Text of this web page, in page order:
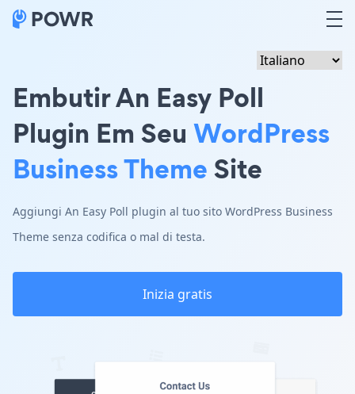
Embutir An Easy Poll
Plugin Em Seu WordPress
Business ThemeSite
Aggiungi An Easy Poll plugin al tuo sito WordPress Business
Theme senza codifica o mal di testa.
Inizia gratis